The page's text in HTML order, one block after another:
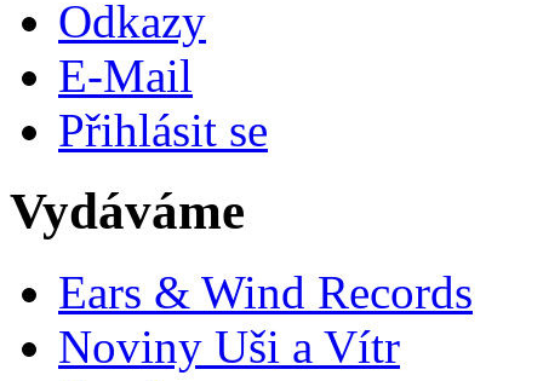
Odkazy
E-Mail
Přihlásit se
Vydáváme
Ears & Wind Records
Noviny Uši a Vítr